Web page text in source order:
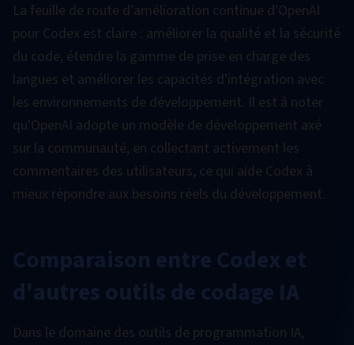
La feuille de route d'amélioration continue d'OpenAI
pour Codex est claire : améliorer la qualité et la sécurité
du code, étendre la gamme de prise en charge des
langues et améliorer les capacités d'intégration avec
les environnements de développement. Il est à noter
qu'OpenAI adopte un modèle de développement axé
sur la communauté, en collectant activement les
commentaires des utilisateurs, ce qui aide Codex à
mieux répondre aux besoins réels du développement.
Comparaison entre Codex et
d'autres outils de codage IA
Dans le domaine des outils de programmation IA,